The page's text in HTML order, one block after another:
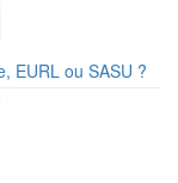
EURL ou SASU ?